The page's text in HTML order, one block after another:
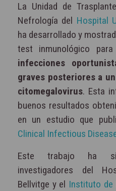
La Unidad de
Nefrología del Hospital
ha desarrollado y
test inmunológico para
infecciones
graves posteriores a
citomegalovirus. Esta
buenos resultados
en un estudio que
Clinical Infectious
Este trabajo ha
investigadores del
Bellvitge y el Instituto de